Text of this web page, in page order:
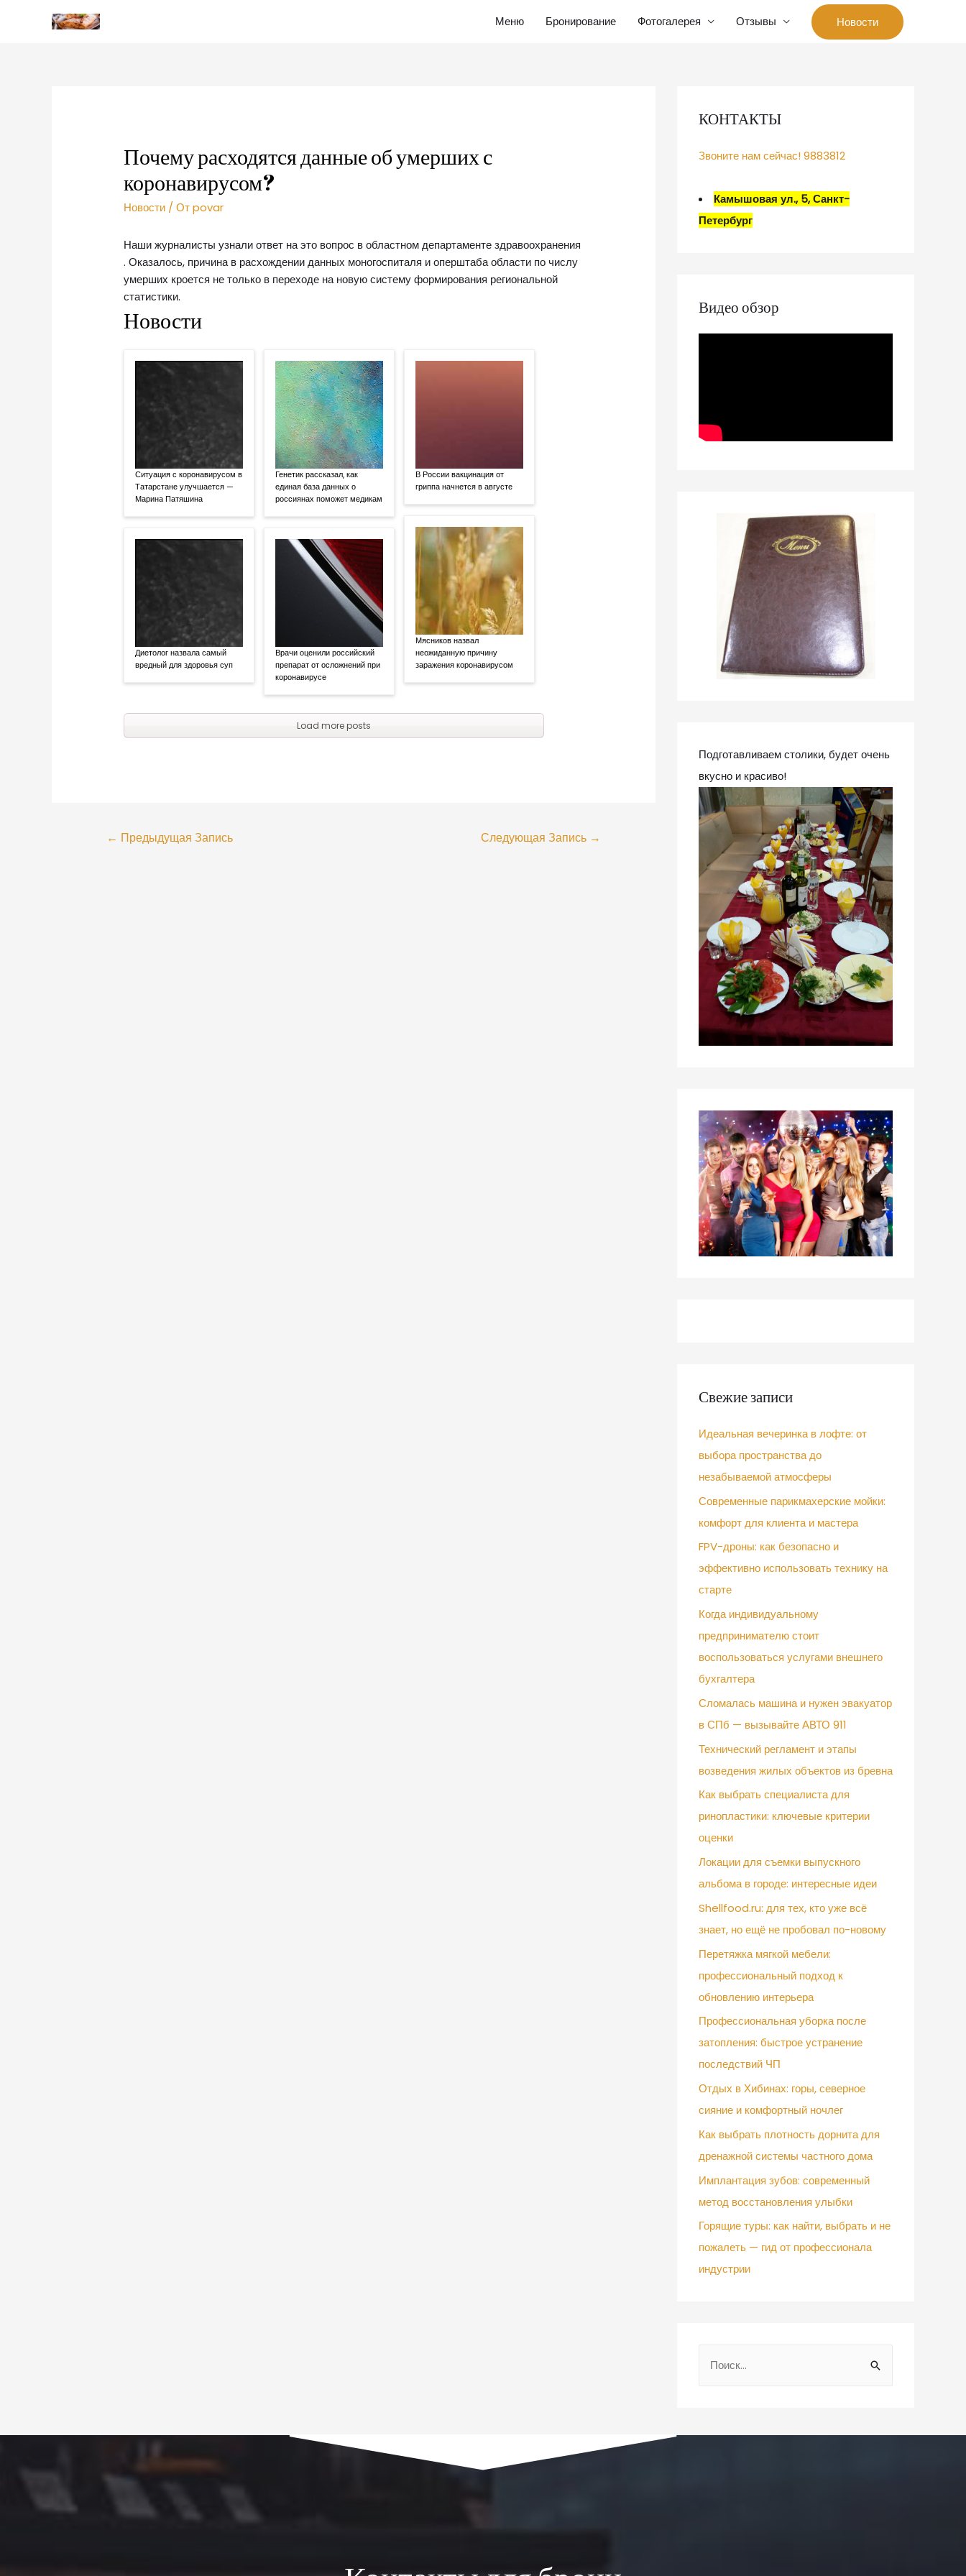
Меню Бронирование Фотогалерея Отзывы Новости
Почему расходятся данные об умерших с
коронавирусом?
Новости / Отpovar
Наши журналисты узнали ответ на это вопрос в областном департаменте здравоохранения
. Оказалось, причина в расхождении данных моногоспиталя и оперштаба области по числу
умерших кроется не только в переходе на новую систему формирования региональной
статистики.
Новости
Ситуация с коронавирусом в
Татарстане улучшается —
Марина Патяшина
Диетолог назвала самый
вредный для здоровья суп
Генетик рассказал, как
единая база данных о
россиянах поможет медикам
Врачи оценили российский
препарат от осложнений при
коронавирусе
В России вакцинация от
гриппа начнется в августе
Мясников назвал
неожиданную причину
заражения коронавирусом
Load more posts
← Предыдущая Запись Следующая Запись →
КОНТАКТЫ
Звоните нам сейчас! 9883812
Камышовая ул., 5, Санкт-
Петербург
Видео обзор
Подготавливаем столики, будет очень
вкусно и красиво!
Свежие записи
Идеальная вечеринка в лофте: от
выбора пространства до
незабываемой атмосферы
Современные парикмахерские мойки:
комфорт для клиента и мастера
FPV-дроны: как безопасно и
эффективно использовать технику на
старте
Когда индивидуальному
предпринимателю стоит
воспользоваться услугами внешнего
бухгалтера
Сломалась машина и нужен эвакуатор
в СПб — вызывайте АВТО 911
Технический регламент и этапы
возведения жилых объектов из бревна
Как выбрать специалиста для
ринопластики: ключевые критерии
оценки
Локации для съемки выпускного
альбома в городе: интересные идеи
Shellfood.ru: для тех, кто уже всё
знает, но ещё не пробовал по-новому
Перетяжка мягкой мебели:
профессиональный подход к
обновлению интерьера
Профессиональная уборка после
затопления: быстрое устранение
последствий ЧП
Отдых в Хибинах: горы, северное
сияние и комфортный ночлег
Как выбрать плотность дорнита для
дренажной системы частного дома
Имплантация зубов: современный
метод восстановления улыбки
Горящие туры: как найти, выбрать и не
пожалеть — гид от профессионала
индустрии